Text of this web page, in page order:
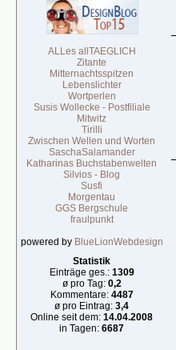
ALLes allTAEGLICH
Zitante
Mitternachtsspitzen
Lebenslichter
Wortperlen
Susis Wollecke - Postfiliale
Mitwitz
Tirilli
Zwischen Wellen und Worten
SaschaSalamander
Katharinas Buchstabenwelten
Silvios - Blog
Susfi
Morgentau
GGS Bergschule
fraulpunkt
powered by BlueLionWebdesign
Statistik
Einträge ges.: 1309
ø pro Tag: 0,2
Kommentare: 4487
ø pro Eintrag:3,4
Online seit dem:14.04.2008
in Tagen:6687